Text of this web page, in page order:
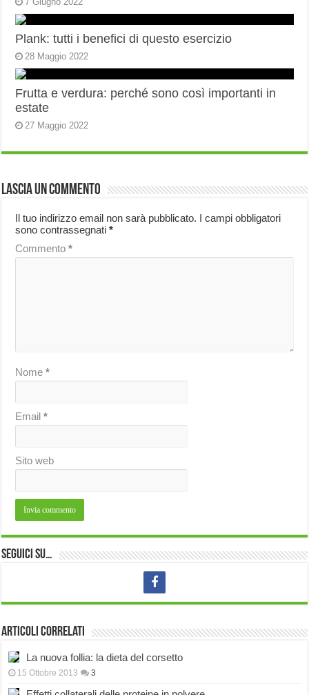
Plank: tutti i benefici di questo esercizio
28 Maggio 2022
Frutta e verdura: perché sono così importanti in
estate
27 Maggio 2022
Lascia un commento
Il tuo indirizzo email non sarà pubblicato. I campi obbligatori
sono contrassegnati*
Commento*
Nome*
Email*
Sito web
Seguici su…
Articoli correlati
La nuova follia: la dieta del corsetto
15 Ottobre 2013 3